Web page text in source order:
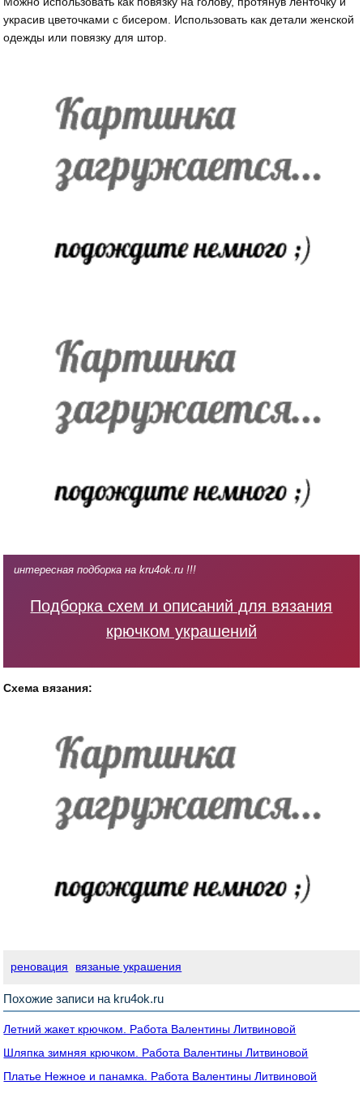
украсив цветочками с бисером. Использовать как детали женской
одежды или повязку для штор.
интересная подборка на kru4ok.ru !!!
Подборка схем и описаний для вязания
крючком украшений
Схема вязания:
реновация вязаные украшения
Похожие записи на kru4ok.ru
Летний жакет крючком. Работа Валентины Литвиновой
Шляпка зимняя крючком. Работа Валентины Литвиновой
Платье Нежное и панамка. Работа Валентины Литвиновой